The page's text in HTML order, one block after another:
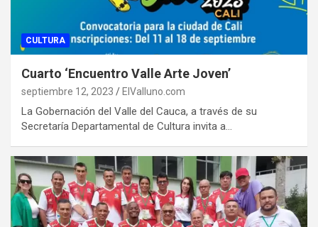
CULTURA
Cuarto ‘Encuentro Valle Arte Joven’
septiembre 12, 2023 ElValluno.com
La Gobernación del Valle del Cauca, a través de su
Secretaría Departamental de Cultura invita a…